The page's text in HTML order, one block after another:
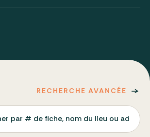
RECHERCHE AVANCÉE
par # de fiche, nom du lieu ou adresse